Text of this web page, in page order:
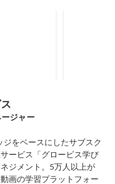
ジャー
をベースにしたサブスク
ービス「グロービス学び
ジメント。5万人以上が
画の学習プラットフォー